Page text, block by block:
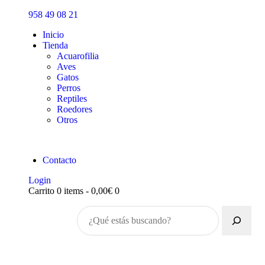
958 49 08 21
Inicio
Tienda
Acuarofilia
Aves
Gatos
Perros
Reptiles
Roedores
Otros
Contacto
Login
Carrito 0 items - 0,00€ 0
Inicio